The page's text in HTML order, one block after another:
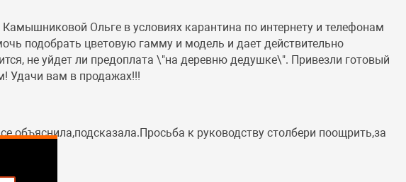
Ольге в условиях карантина по интернету и телефонам
подобрать цветовую гамму и модель и дает действительно
не уйдет ли предоплата \"на деревню дедушке\". Привезли готовый
Удачи вам в продажах!!!
к руководству столбери поощрить,за